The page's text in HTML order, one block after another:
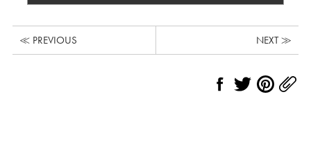
≪ PREVIOUS NEXT ≫